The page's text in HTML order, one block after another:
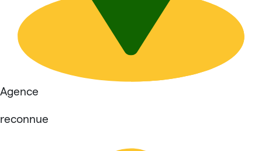
Agence
reconnue